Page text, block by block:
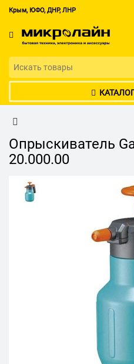
Крым, ЮФО, ДНР, ЛНР
Опрыскиватель
20.000.00